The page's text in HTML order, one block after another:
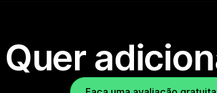
Quer